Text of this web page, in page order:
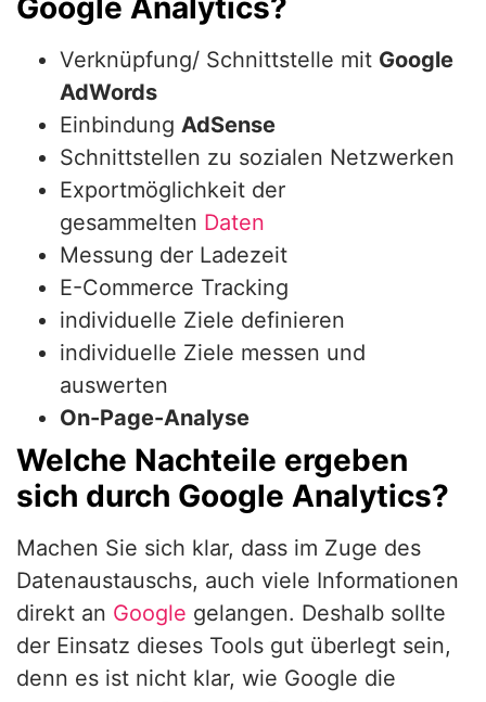
Google Analytics?
Verknüpfung/ Schnittstelle mit Google
AdWords
Einbindung AdSense
Schnittstellen zu sozialen Netzwerken
Exportmöglichkeit der
gesammelten Daten
Messung der Ladezeit
E-Commerce Tracking
individuelle Ziele definieren
individuelle Ziele messen und
auswerten
On-Page-Analyse
Welche Nachteile ergeben
sich durch Google Analytics?
Machen Sie sich klar, dass im Zuge des
Datenaustauschs, auch viele Informationen
direkt an Google gelangen. Deshalb sollte
der Einsatz dieses Tools gut überlegt sein,
denn es ist nicht klar, wie Google die